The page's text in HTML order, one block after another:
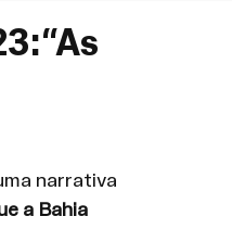
narrativa
a Bahia